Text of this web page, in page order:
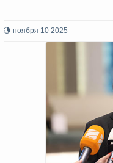
ноября 10 2025